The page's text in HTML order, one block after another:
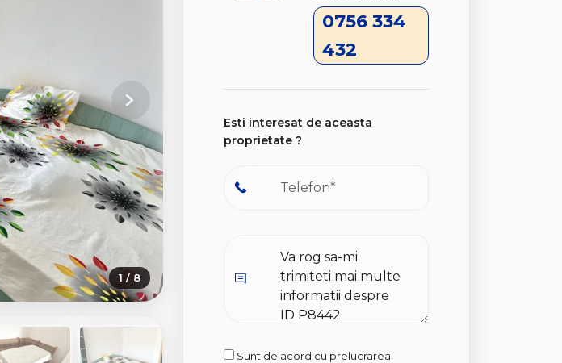
1 / 8
Next
0756 334
432
Esti interesat de aceasta
proprietate ?
Sunt de acord cu prelucrarea